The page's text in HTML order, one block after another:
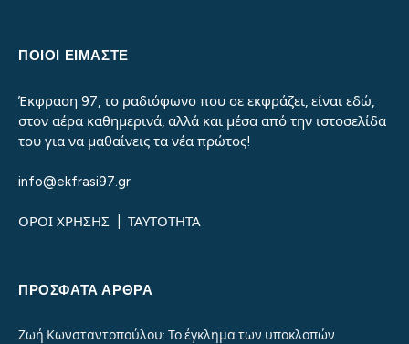
ΠΟΙΟΙ ΕΙΜΑΣΤΕ
Έκφραση 97, το ραδιόφωνο που σε εκφράζει, είναι εδώ,
στον αέρα καθημερινά, αλλά και μέσα από την ιστοσελίδα
του για να μαθαίνεις τα νέα πρώτος!
info@ekfrasi97.gr
ΟΡΟΙ ΧΡΗΣΗΣ ΤΑΥΤΟΤΗΤΑ
ΠΡΌΣΦΑΤΑ ΆΡΘΡΑ
Ζωή Κωνσταντοπούλου: Το έγκλημα των υποκλοπών